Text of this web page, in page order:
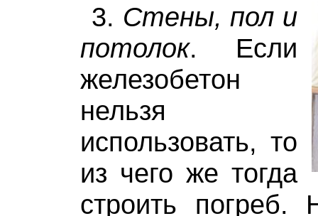
3. Стены, пол и
потолок. Если
железобетон
нельзя
использовать, то
из чего же тогда
строить